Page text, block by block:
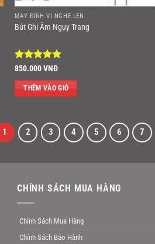
MÁY ĐỊNH VỊ NGHE LÉN
Bút Ghi Âm Ngụy Trang
Được xếp
sao
850.000VNĐ
THÊM VÀO GIỎ
1 2 3 4 5 6 7
CHÍNH SÁCH MUA HÀNG
Chính Sách Mua Hàng
Chính Sách Bảo Hành